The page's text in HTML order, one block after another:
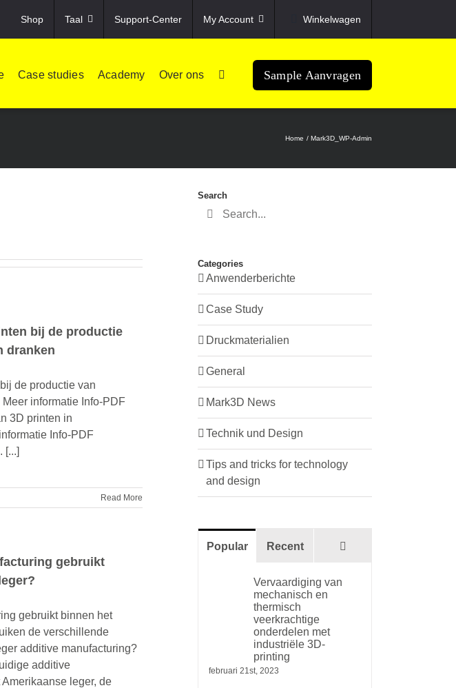
Shop Taal Support-Center My Account Winkelwagen
Case studies Academy Over ons Sample Aanvragen
Home Mark3D_WP-Admin
bij de productie
dranken
de productie van
informatie Info-PDF
3D printen in
Info-PDF
[...]
Read More
gebruikt
gebruikt binnen het
de verschillende
additive manufacturing?
additive
leger, de
Search
Search
Categories
Anwenderberichte
Case Study
Druckmaterialien
General
Mark3D News
Technik und Design
Tips and tricks for technology
and design
Popular Recent
Vervaardiging van
mechanisch en
thermisch
veerkrachtige
onderdelen met
industriële 3D-
printing
februari 21st, 2023